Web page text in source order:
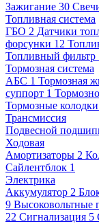
Зажигание 30
Топливная система
ГБО 2 Датчики
форсунки 12
Топливный фильтр
Тормозная система
АБС 1 Тормозная
суппорт 1
Тормозные колодки
Трансмиссия
Подвесной
Ходовая
Амортизаторы 2
Сайлентблок 1
Электрика
Аккумулятор 2
9 Высоковольтные
22 Сигнализация 5